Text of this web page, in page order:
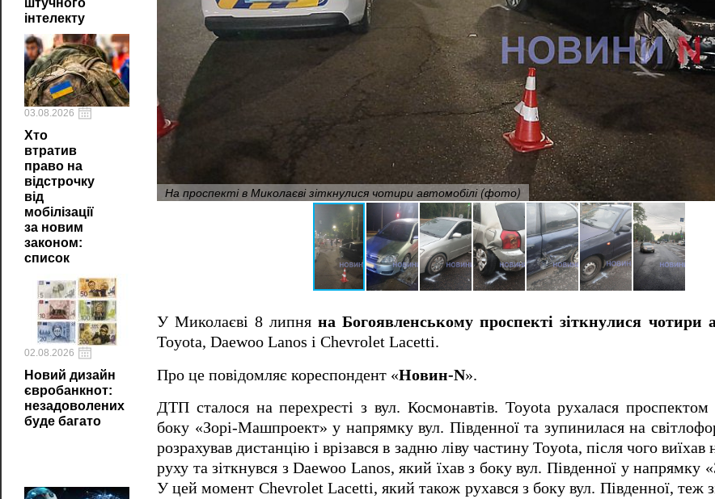
штучного
інтелекту
03.08.2026
Хто
втратив
право на
відстрочку
від
мобілізації
за новим
законом:
список
02.08.2026
Новий дизайн
євробанкнот:
незадоволених
буде багато
На проспекті в Миколаєві зіткнулися чотири автомобілі (фото)
У Миколаєві 8 липняна Богоявленському проспекті зіткнулися чотири
Toyota, Daewoo Lanos і Chevrolet Lacetti.
Про це повідомляє кореспондент «Новин-N».
ДТП сталося на перехресті з вул. Космонавтів. Toyota рухалася проспектом
боку «Зорі-Машпроект» у напрямку вул. Південної та зупинилася на
розрахував дистанцію і врізався в задню ліву частину Toyota, після чого виїхав
руху та зіткнувся з Daewoo Lanos, який їхав з боку вул. Південної у напрямку
У цей момент Chevrolet Lacetti, який також рухався з боку вул. Південної, теж